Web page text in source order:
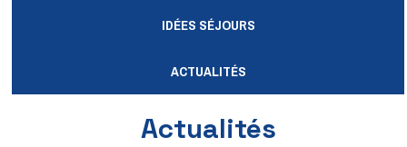
IDÉES SÉJOURS
ACTUALITÉS
Actualités